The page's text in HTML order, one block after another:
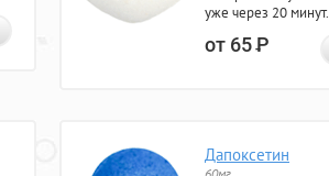
уже через 20 минут.
от 65Р
Дапоксетин